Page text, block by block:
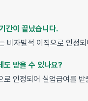
간이 끝났습니다.
비자발적 이직으로 인정
도 받을 수 있나요?
로 인정되어 실업급여를